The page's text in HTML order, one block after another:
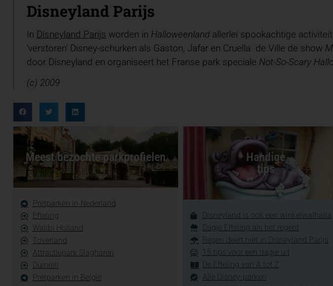
Disneyland Parijs
In Disneyland Parijs worden in Halloweenlandallerlei spookachtige
‘verstoren’ Disney-schurken als Gaston, Jafar en Cruella de Ville de show
door Disneyland en organiseert het Franse park speciale Not-So-Scary
(c) 2009
Meest bezochte parkprofielen
Pretparken in Nederland
Efteling
Walibi Holland
Toverland
Attractiepark Slagharen
Duinrell
Pretparken in België
Handige
tips
Disneyland is ook een winkelwalhalla
Dagje Efteling als het regent
Regen deert niet in Disneyland Parijs
15 tips voor een dagje uit
De Efteling van A tot Z
Alle Disney-parken